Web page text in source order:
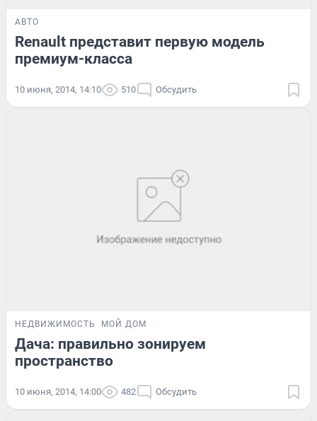
АВТО
Renault представит первую модель
премиум-класса
10 июня, 2014, 14:10 510 Обсудить
НЕДВИЖИМОСТЬ МОЙ ДОМ
Дача: правильно зонируем
пространство
10 июня, 2014, 14:00 482 Обсудить